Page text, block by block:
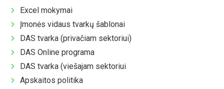
Excel mokymai
Įmonės vidaus tvarkų šablonai
DAS tvarka (privačiam sektoriui)
DAS Online programa
DAS tvarka (viešajam sektoriui
Apskaitos politika